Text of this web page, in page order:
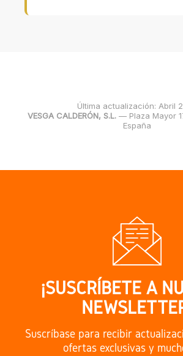
Última actualización: Abril
VESGA CALDERÓN, S.L. — Plaza Mayor
España
¡SUSCRÍBETE A
Suscríbase para recibir
ofertas exclusivas y